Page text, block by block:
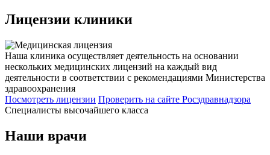
Лицензии клиники
Наша клиника осуществляет деятельность на основании
нескольких медицинских лицензий на каждый вид
деятельности в соответствии с рекомендациями Министерства
здравоохранения
Посмотреть лицензии Проверить на сайте Росздравнадзора
Специалисты высочайшего класса
Наши врачи